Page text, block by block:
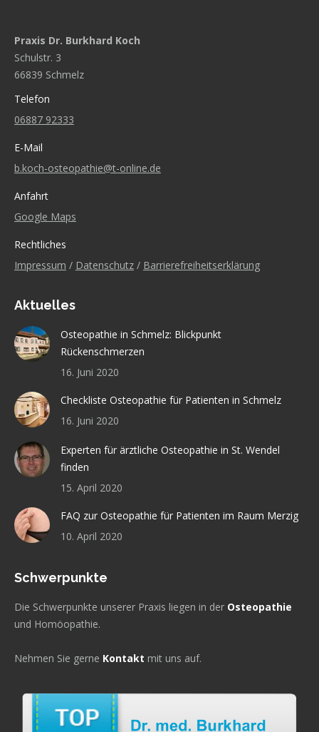
Praxis Dr. Burkhard Koch
Schulstr. 3
66839 Schmelz
Telefon
06887 92333
E-Mail
b.koch-osteopathie@t-online.de
Anfahrt
Google Maps
Rechtliches
Impressum / Datenschutz / Barrierefreiheitserklärung
Aktuelles
Osteopathie in Schmelz: Blickpunkt
Rückenschmerzen
16. Juni 2020
Checkliste Osteopathie für Patienten in Schmelz
16. Juni 2020
Experten für ärztliche Osteopathie in St. Wendel
finden
15. April 2020
FAQ zur Osteopathie für Patienten im Raum Merzig
10. April 2020
Schwerpunkte
Die Schwerpunkte unserer Praxis liegen in der Osteopathie
und Homöopathie.
Nehmen Sie gerne Kontakt mit uns auf.